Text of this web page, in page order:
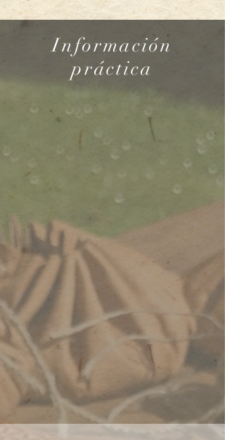
Información
práctica